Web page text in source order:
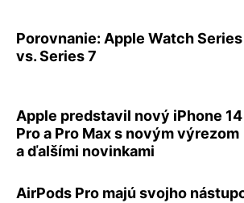
Porovnanie: Apple Watch
vs. Series 7
Apple predstavil nový iPhone 14
Pro a Pro Max s novým výrezom
a ďalšími novinkami
AirPods Pro majú svojho